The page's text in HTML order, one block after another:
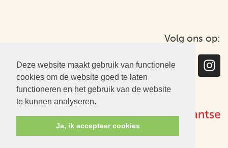
Deze website maakt gebruik van functionele
cookies om de website goed te laten
functioneren en het gebruik van de website
te kunnen analyseren.
Ja, ik accepteer cookies
Volg ons op: